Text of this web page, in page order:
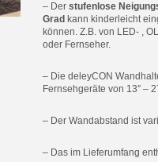
– Der stufenlose
Grad kann kinderleicht
können. Z.B. von LED- ,
oder Fernseher.
– Die deleyCON
Fernsehgeräte von 13″ –
– Der Wandabstand ist
– Das im Lieferumfang